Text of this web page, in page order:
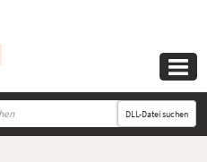

DLL-Datei suchen